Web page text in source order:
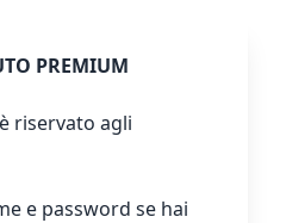
PREMIUM
riservato agli
e password se hai